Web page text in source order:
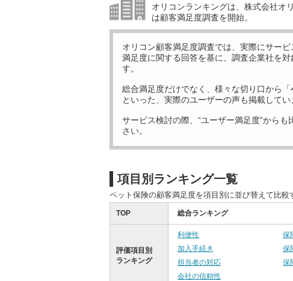
オリコンランキングは、株式会社オ
は顧客満足度調査を開始。
オリコン顧客満足度調査では、実際にサービ
満足度に関する回答を基に、調査企業社を対
す。
総合満足度だけでなく、様々な切り口から「
といった、実際のユーザーの声も掲載してい
サービス検討の際、“ユーザー満足度”からも
さい。
項目別ランキング一覧
ペット保険の顧客満足度を項目別に並び替えて比較
TOP 総合ランキング
評価項目別
ランキング
利便性 保
加入手続き
保
担当者の対応
保
会社の信頼性